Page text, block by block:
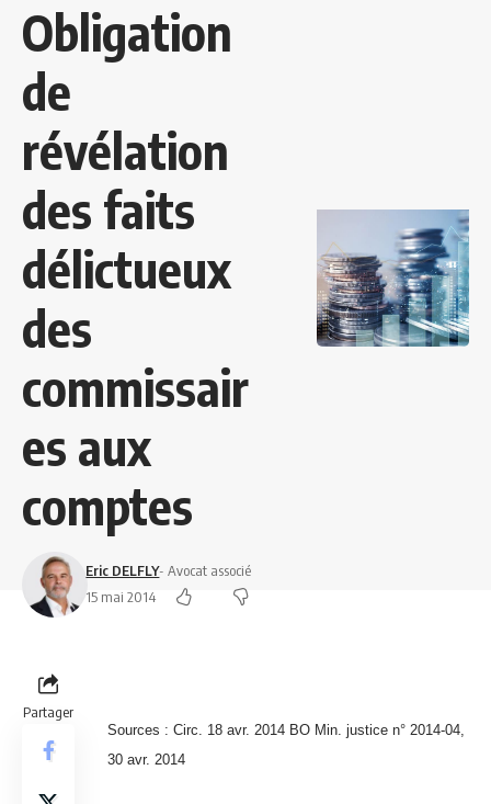
Obligation
de
révélation
des faits
délictueux
des
commissair
es aux
comptes
Eric DELFLY- Avocat associé
15 mai 2014
Partager
Sources : Circ. 18 avr. 2014 BO Min. justice n° 2014-04,
30 avr. 2014